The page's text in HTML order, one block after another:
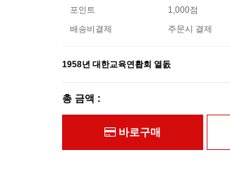
포인트
1,000점
배송비결제
주문시 결제
1958년 대한교육연홥회 열돐
총 금액 :
바로구매